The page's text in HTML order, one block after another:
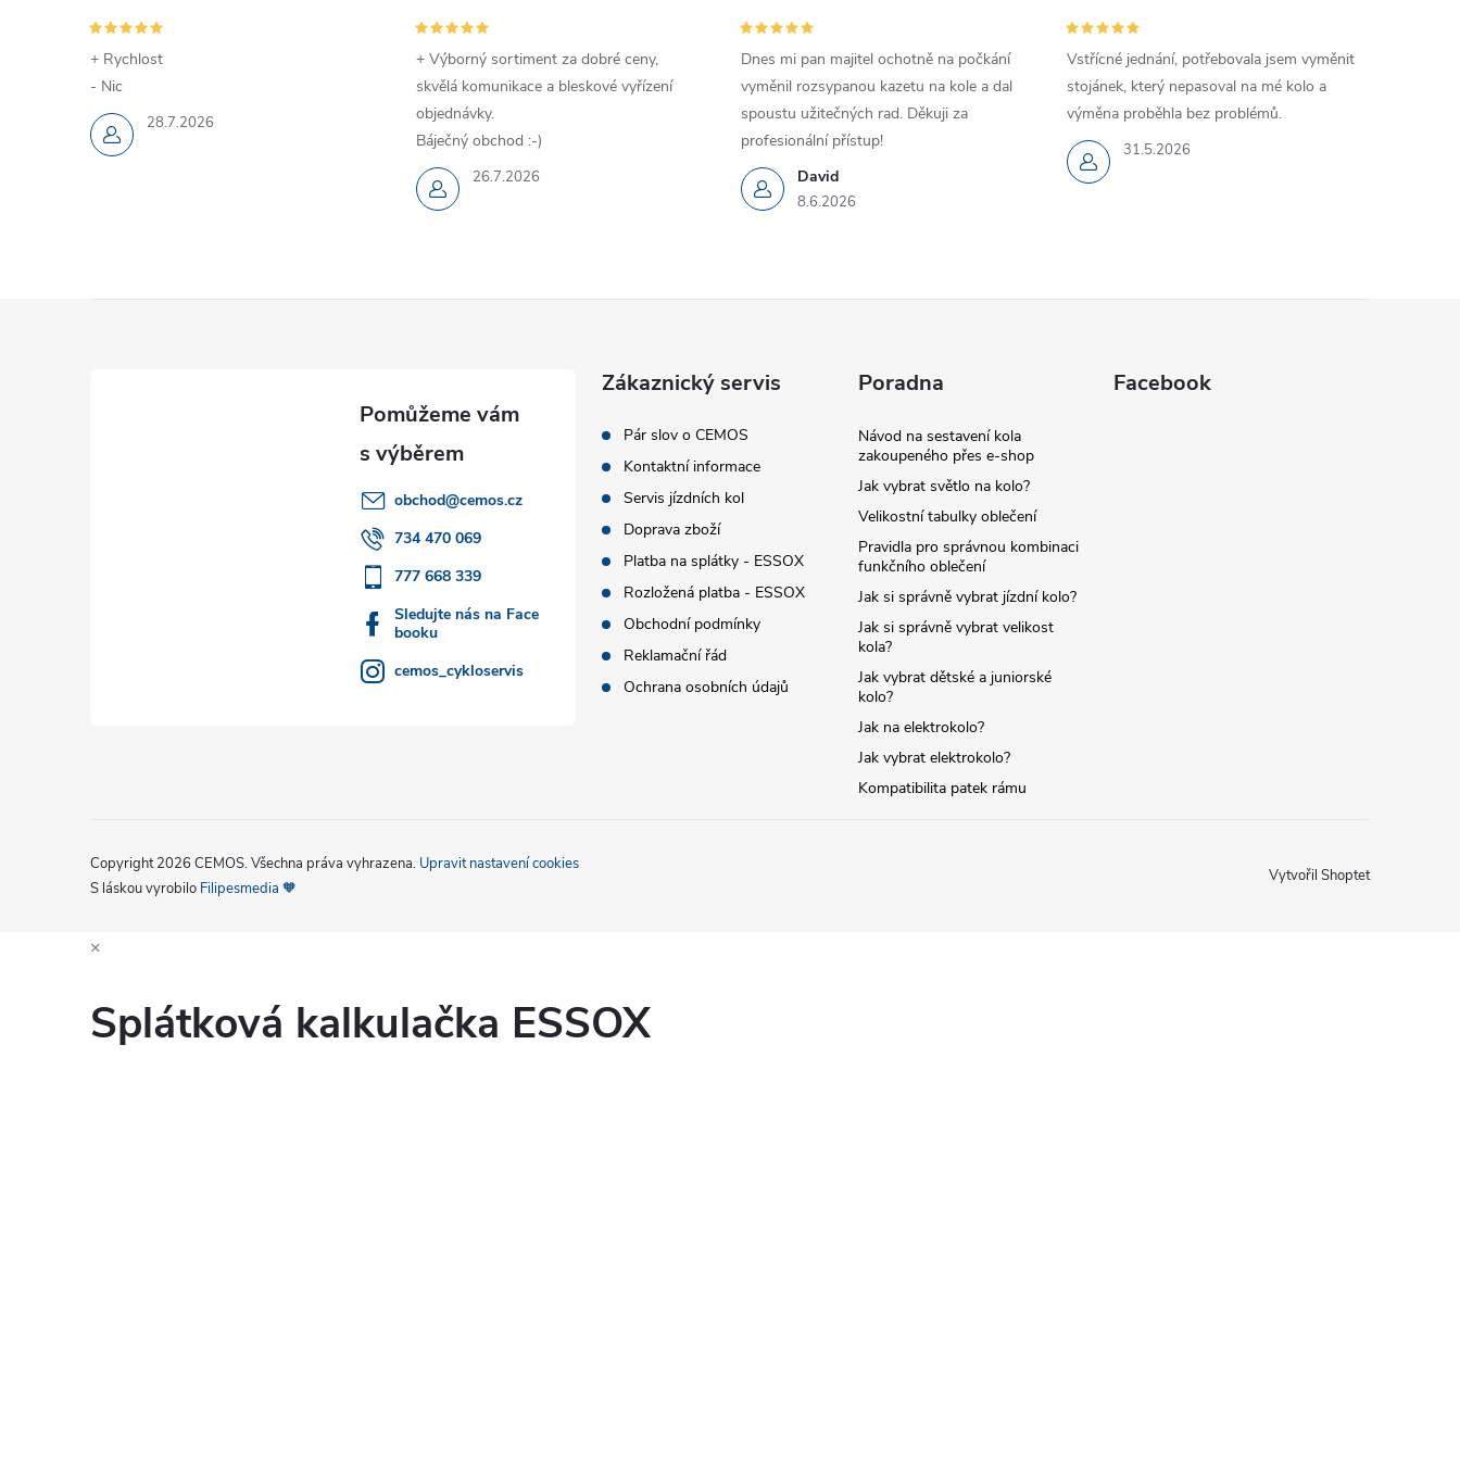
28.7.2026
+ Rychlost
- Nic
26.7.2026
+ Výborný sortiment za dobré ceny,
skvělá komunikace a bleskové vyřízení
objednávky.
Báječný obchod :-)
David
8.6.2026
Dnes mi pan majitel ochotně na počkání
vyměnil rozsypanou kazetu na kole a dal
spoustu užitečných rad. Děkuji za
profesionální přístup!
31.5.2026
Vstřícné jednání, potřebovala jsem vyměnit
stojánek, který nepasoval na mé kolo a
výměna proběhla bez problémů.
obchod@cemos.cz
734 470 069
777 668 339
Sledujte nás na Face
booku
cemos_cykloservis
Zákaznický servis
Pár slov o CEMOS
Kontaktní informace
Servis jízdních kol
Doprava zboží
Platba na splátky - ESSOX
Rozložená platba - ESSOX
Obchodní podmínky
Reklamační řád
Ochrana osobních údajů
Poradna
Návod na sestavení kola
zakoupeného přes e-shop
Jak vybrat světlo na kolo?
Velikostní tabulky oblečení
Pravidla pro správnou kombinaci
funkčního oblečení
Jak si správně vybrat jízdní kolo?
Jak si správně vybrat velikost
kola?
Jak vybrat dětské a juniorské
kolo?
Jak na elektrokolo?
Jak vybrat elektrokolo?
Kompatibilita patek rámu
Facebook
Vytvořil Shoptet
Copyright 2026 CEMOS. Všechna práva vyhrazena. Upravit nastavení cookies
S láskou vyrobilo Filipesmedia 🧡
×
Splátková kalkulačka ESSOX